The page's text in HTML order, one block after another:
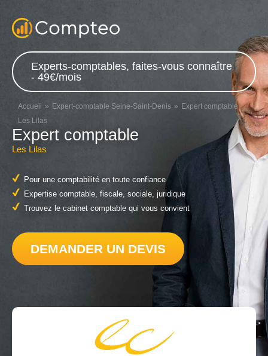
Experts-comptables, faites-vous connaître
- 49€/mois
Accueil Expert-comptable Seine-Saint-Denis
Expert comptable
Les Lilas
Expert comptable
Les Lilas
Pour une comptabilité en toute confiance
Expertise comptable, fiscale, sociale, juridique
Trouvez le cabinet comptable qui vous convient
DEMANDER UN DEVIS